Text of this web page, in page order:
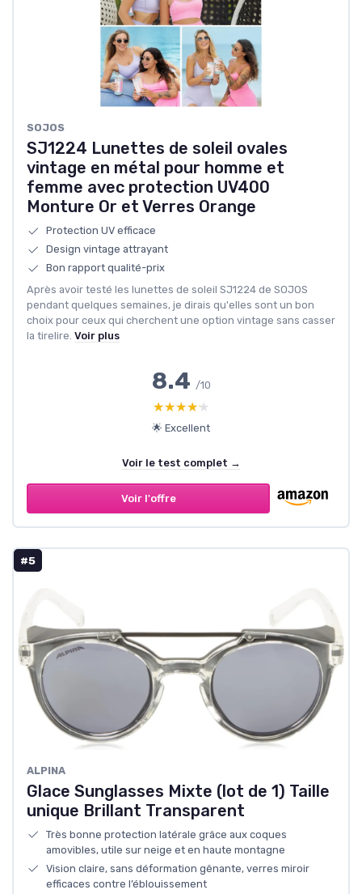
SOJOS
SJ1224 Lunettes de soleil ovales
vintage en métal pour homme et
femme avec protection UV400
Monture Or et Verres Orange
Protection UV efficace
Design vintage attrayant
Bon rapport qualité-prix
Après avoir testé les lunettes de soleil SJ1224 de SOJOS
pendant quelques semaines, je dirais qu'elles sont un bon
choix pour ceux qui cherchent une option vintage sans casser
la tirelire. Voir plus
8.4 /10
★★★★★
★★★★★
🌟 Excellent
Voir le test complet →
Voir l'offre
#5
ALPINA
Glace Sunglasses Mixte (lot de 1) Taille
unique Brillant Transparent
Très bonne protection latérale grâce aux coques
amovibles, utile sur neige et en haute montagne
Vision claire, sans déformation gênante, verres miroir
efficaces contre l’éblouissement